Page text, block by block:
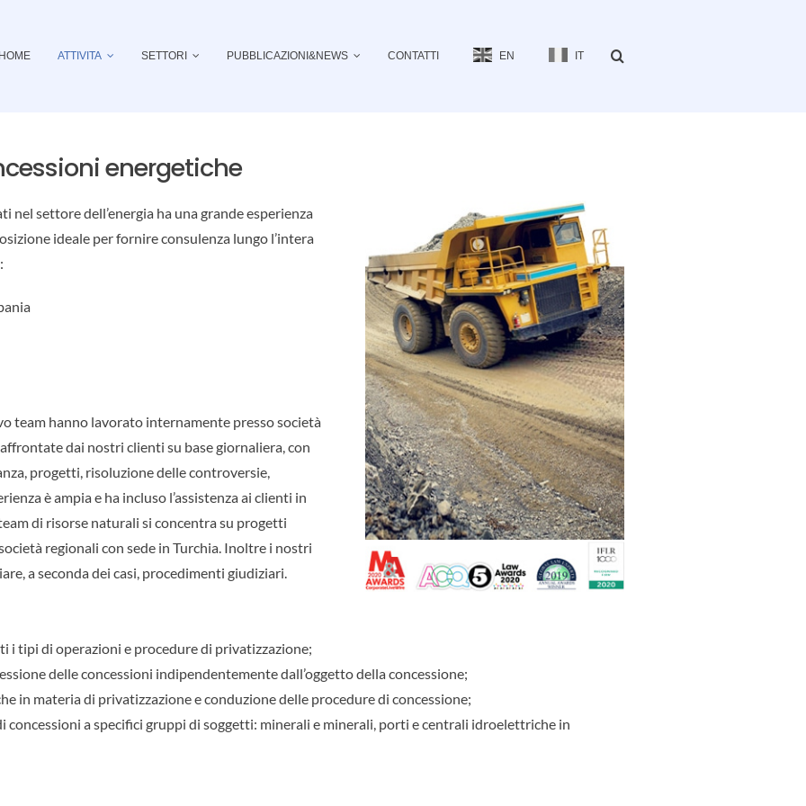
ATTIVITA SETTORI PUBBLICAZIONI&NEWS CONTATTI EN IT
energetiche
nel settore dell’energia ha una grande esperienza
ideale per fornire consulenza lungo l’intera
team hanno lavorato internamente presso società
dai nostri clienti su base giornaliera, con
progetti, risoluzione delle controversie,
è ampia e ha incluso l’assistenza ai clienti in
di risorse naturali si concentra su progetti
regionali con sede in Turchia. Inoltre i nostri
a seconda dei casi, procedimenti giudiziari.
i tipi di operazioni e procedure di privatizzazione;
delle concessioni indipendentemente dall’oggetto della concessione;
in materia di privatizzazione e conduzione delle procedure di concessione;
concessioni a specifici gruppi di soggetti: minerali e minerali, porti e centrali idroelettriche in